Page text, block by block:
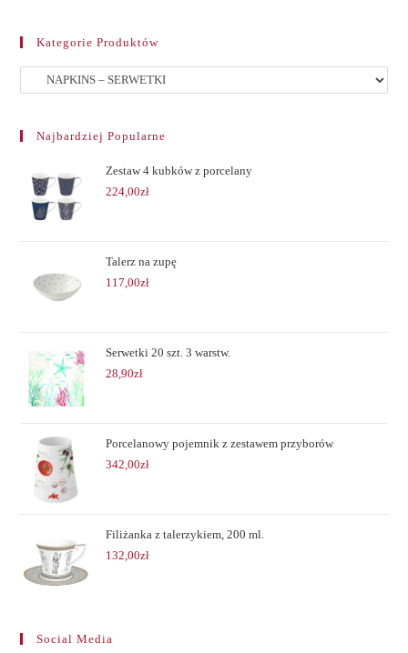
Kategorie Produktów
Najbardziej Popularne
Zestaw 4 kubków z porcelany
224,00zł
Talerz na zupę
117,00zł
Serwetki 20 szt. 3 warstw.
28,90zł
Porcelanowy pojemnik z zestawem przyborów
342,00zł
Filiżanka z talerzykiem, 200 ml.
132,00zł
Social Media